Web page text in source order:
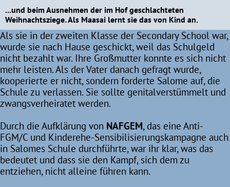
...und beim Ausnehmen der im Hof geschlachteten
Weihnachtsziege. Als Maasai lernt sie das von Kind an.
Als sie in der zweiten Klasse der Secondary School war,
wurde sie nach Hause geschickt, weil das Schulgeld
nicht bezahlt war. Ihre Großmutter konnte es sich nicht
mehr leisten. Als der Vater danach gefragt wurde,
kooperierte er nicht, sondern forderte Salome auf, die
Schule zu verlassen. Sie sollte genitalverstümmelt und
zwangsverheiratet werden.
Durch die Aufklärung von NAFGEM, das eine Anti-
FGM/C und Kinderehe-Sensibilisierungskampagne auch
in Salomes Schule durchführte, war ihr klar, was das
bedeutet und dass sie den Kampf, sich dem zu
entziehen, nicht alleine führen kann.